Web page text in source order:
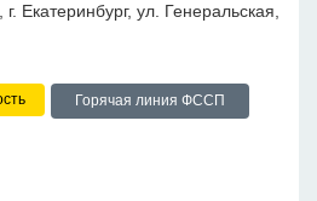
Екатеринбург, ул. Генеральская,
Горячая линия ФССП